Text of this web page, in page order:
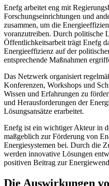
Enefg arbeitet eng mit
Forschungseinrichtungen und
zusammen, um die
voranzutreiben. Durch politische
Öffentlichkeitsarbeit trägt Enefg
Energieeffizienz auf der
entsprechende Maßnahmen
Das Netzwerk organisiert
Konferenzen, Workshops und
Wissen und Erfahrungen zu
und Herausforderungen der
Lösungsansätze erarbeitet.
Enefg ist ein wichtiger Akteur in
maßgeblich zur Förderung von
Energiesystemen bei. Durch die
werden innovative Lösungen
positiven Beitrag zur
Die Auswirkungen